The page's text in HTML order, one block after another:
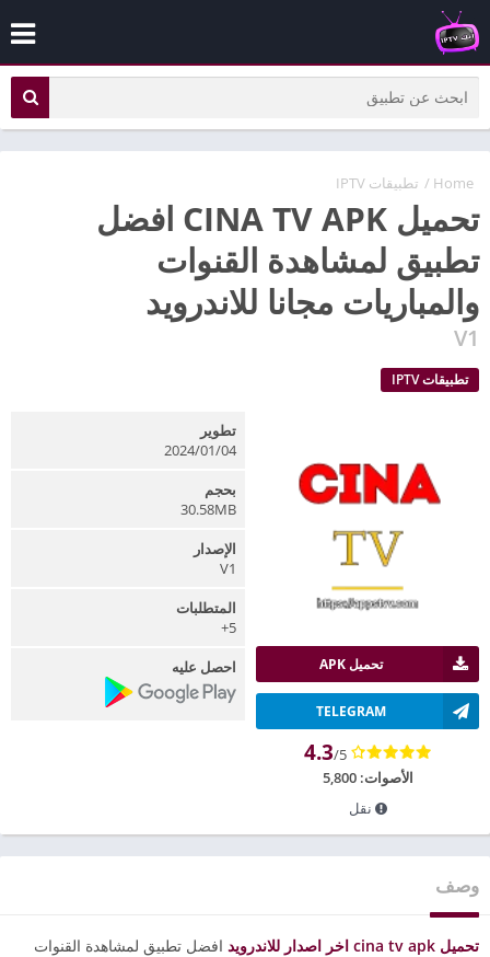
Home
/ تطبيقات IPTV
تحميل CINA TV APK افضل
تطبيق لمشاهدة القنوات
والمباريات مجانا للاندرويد
V1
تطبيقات IPTV
تحميل APK
TELEGRAM
4.3/5
الأصوات:5,800
نقل
تطوير
2024/01/04
بحجم
30.58MB
الإصدار
V1
المتطلبات
5+
احصل عليه
وصف
تحميل cina tv apk اخر اصدار للاندرويد
افضل تطبيق لمشاهدة القنوات